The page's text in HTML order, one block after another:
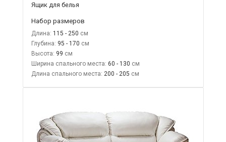
Ящик для белья
Набор размеров
Длина: 115 - 250
Глубина: 95 - 170
Высота: 99
Ширина спального места: 60 - 130
Длина спального места: 200 - 205